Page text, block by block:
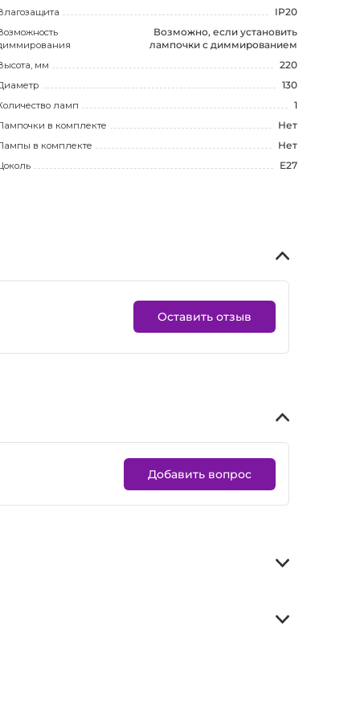
IP20
Возможно, если установить
лампочки с диммированием
мм
220
130
ламп
1
в комплекте
Нет
в комплекте
Нет
E27
Оставить отзыв
Добавить вопрос